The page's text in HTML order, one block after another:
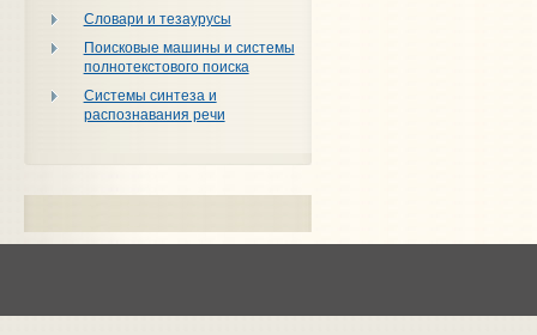
Словари и тезаурусы
Поисковые машины и системы
полнотекстового поиска
Системы синтеза и
распознавания речи